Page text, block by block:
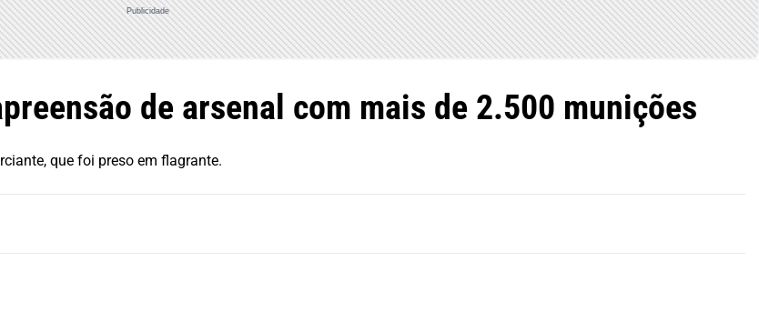
Publicidade
de arsenal com mais de 2.500 munições
que foi preso em flagrante.